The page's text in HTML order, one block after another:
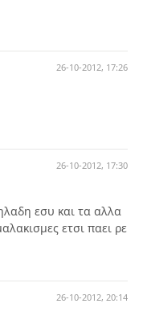
26-10-2012, 17:26
26-10-2012, 17:30
εσυ και τα αλλα
ετσι παει ρε
26-10-2012, 20:14